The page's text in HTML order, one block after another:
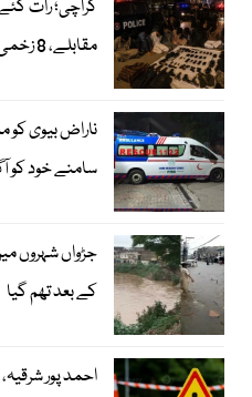
کراچی؛ رات
مقابلے، 8 زخمی سمیت 12 ڈاکو گرفتار
ناراض بیوی کو
سامنے خود کو
جڑواں شہروں
کے بعد تھم گیا